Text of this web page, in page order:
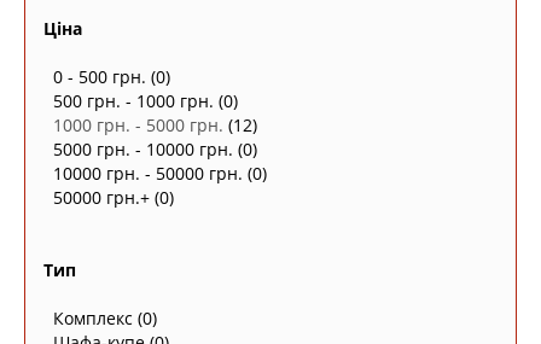
Ціна
0 - 500 грн. (0)
500 грн. - 1000 грн. (0)
1000 грн. - 5000 грн. (12)
5000 грн. - 10000 грн. (0)
10000 грн. - 50000 грн. (0)
50000 грн.+ (0)
Тип
Комплекс (0)